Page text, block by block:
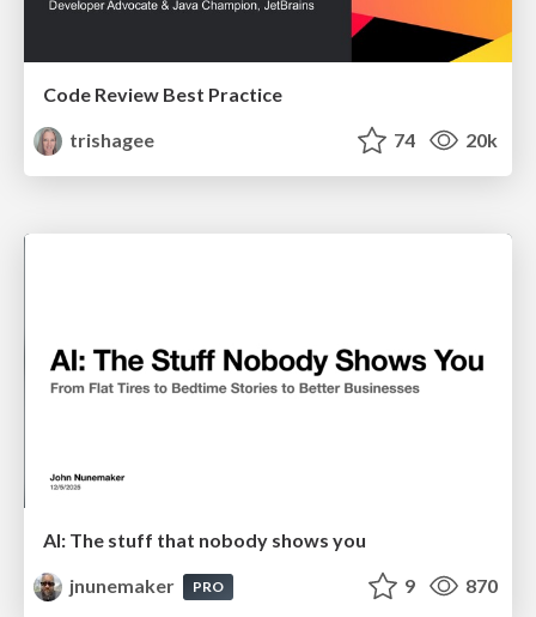
Code Review Best Practice
trishagee
74 20k
AI: The stuff that nobody shows you
jnunemaker
PRO 9 870